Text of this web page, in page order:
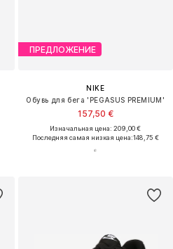
ПРЕДЛОЖЕНИЕ
NIKE
Обувь для бега 'PEGASUS PREMIUM'
157,50 €
Изначальная цена: 209,00 €
Последняя самая низкая цена:148,75 €